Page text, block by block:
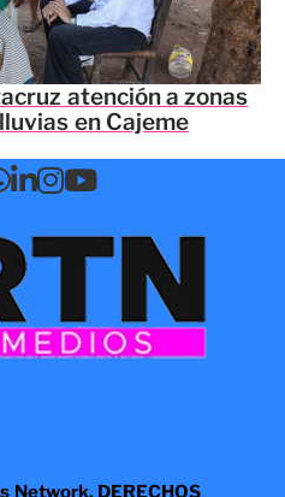
atención a zonas
en Cajeme
Network. DERECHOS